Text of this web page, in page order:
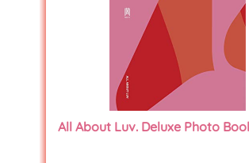
All About Luv. Deluxe Photo